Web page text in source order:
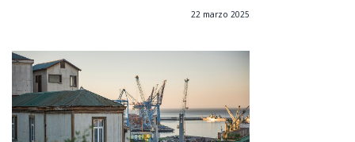
22 marzo 2025